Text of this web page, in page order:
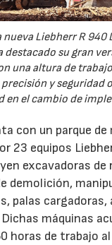
nueva Liebherr R 940
destacado su gran
una altura de
y seguridad
en el cambio de
con un parque de
23 equipos
excavadoras de
demolición,
palas cargadoras,
máquinas
horas de trabajo